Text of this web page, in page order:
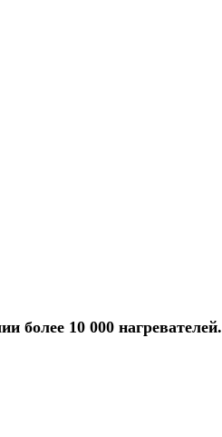
более 10 000 нагревателей.